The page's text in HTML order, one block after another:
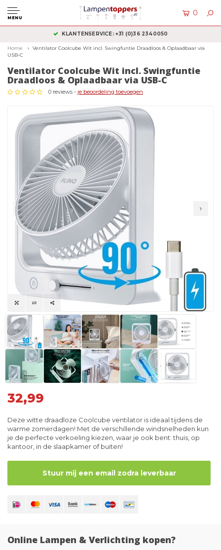
MENU
0
KLANTENSERVICE: +31 (0)36 2340050
Home
Ventilator Coolcube Wit incl. Swingfuntie Draadloos & Oplaadbaar via
USB-C
Ventilator Coolcube Wit incl. Swingfuntie
Draadloos & Oplaadbaar via USB-C
0 reviews - je beoordeling toevoegen
32,99
Deze witte draadloze Coolcube ventilator is ideaal tijdens de
warme zomerdagen! Met de verschillende windsnelheden kun
je de perfecte verkoeling kiezen, waar je ook bent: thuis, op
kantoor, in de slaapkamer of buiten!
Stuur mij een email zodra leverbaar
Online Lampen & Verlichting kopen?